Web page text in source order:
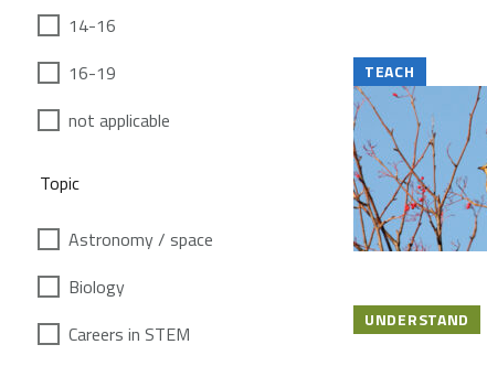
14-16
16-19
not applicable
Topic
Astronomy / space
Biology
Careers in STEM
TEACH
UNDERSTAND